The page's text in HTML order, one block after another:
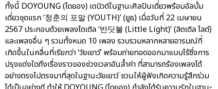
ทั้งนี้ DOYOUNG (โดยอง) เดบิวต์ในฐานะศิลปินเดี่ยวพร้อมอัลบั้ม
เดี่ยวชุดแรก ‘청춘의 포말 (YOUTH)’ (ยูธ) เมื่อวันที่ 22 เมษายน
2567 ประกอบด้วยเพลงไตเติล ‘반딧불 (Little Light)’ (ลิตเติล ไลต์)
และเพลงอื่น ๆ รวมทั้งหมด 10 เพลง รวบรวมหลากหลายอารมณ์ที่
เกิดขึ้นในคลื่นที่เรียกว่า ‘วัยเยาว์’ พร้อมถ่ายทอดออกมาแบบไร้ซึ่งการ
ปรุงแต่งใดถึงเรื่องราวของช่วงเวลาอันล้ำค่า ที่สามารถร้องเพลงได้
อย่างตรงไปตรงมาที่สุดในฐานะวัยเยาว์ ชวนให้ผู้ฟังเกิดความรู้สึกร่วม